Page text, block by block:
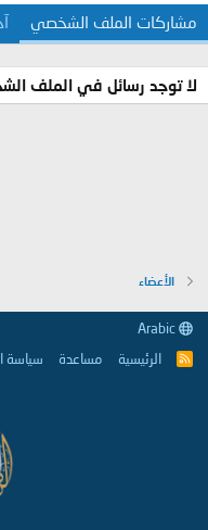
مشاركات الملف الشخصي
لا توجد رسائل في الملف
الأعضاء
R
الرئيسية مساعدة سياسة